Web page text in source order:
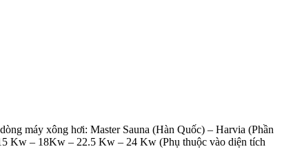
máy xông hơi: Master Sauna (Hàn Quốc) – Harvia (Phần
Kw – 18Kw – 22.5 Kw – 24 Kw (Phụ thuộc vào diện tích